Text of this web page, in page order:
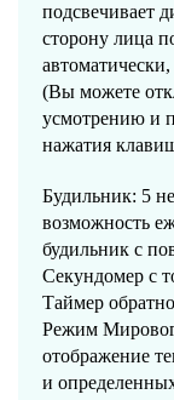
подсвечивает
сторону лица
(Вы можете
усмотрению и
нажатия
Будильник: 5
возможность
будильник с
Секундомер с
Таймер
Режим
отображение
и